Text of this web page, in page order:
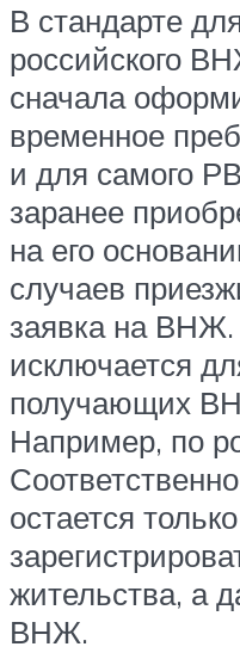
В стандарте
российского
сначала
временное
и для самого
заранее
на его
случаев
заявка на
исключается
получающих
Например, по
остается
жительства, а
ВНЖ.